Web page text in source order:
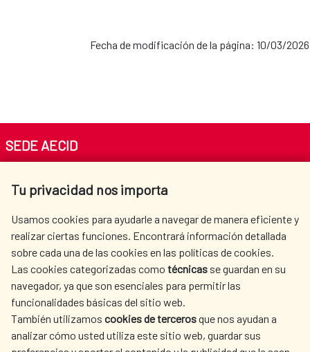
Fecha de modificación de la página: 10/03/2026
Tu privacidad nos importa
Usamos cookies para ayudarle a navegar de manera eficiente y
realizar ciertas funciones. Encontrará información detallada
sobre cada una de las cookies en las políticas de cookies.
Las cookies categorizadas como técnicas se guardan en su
navegador, ya que son esenciales para permitir las
funcionalidades básicas del sitio web.
También utilizamos cookies de tercerosque nos ayudan a
analizar cómo usted utiliza este sitio web, guardar sus
SEDE AECID
Tel. +34 900 20 30 54​​​​​​​
AECID
OÙ NOUS COOPÉRONS
L'ACTION HUMANITAIRE
ESPAGNOLE
SALLE DE PRESSE
CULTURE ET SCIENCE BIBLIOTHÈQUE